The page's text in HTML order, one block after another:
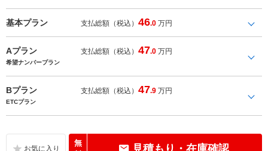
基本プラン 支払総額（税込）46.0 万円
Aプラン 支払総額（税込）47.0 万円
希望ナンバープラン
Bプラン 支払総額（税込）47.9 万円
ETCプラン
無
見積もり・在庫確認